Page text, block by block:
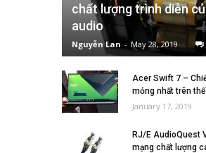
chất lượng trình diễn
audio
Nguyễn Lan - May 28, 2019
Acer Swift 7 –
mỏng nhất trên
January 17, 2019
RJ/E AudioQuest
mạng chất lượng